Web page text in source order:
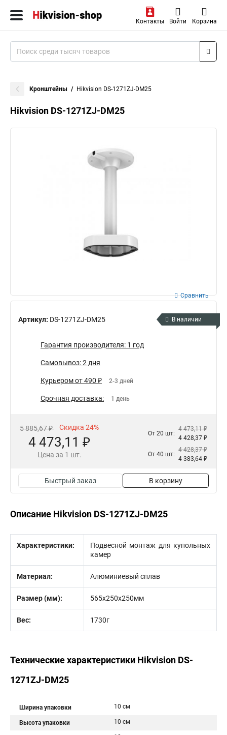
Контакты Войти Корзина
Кронштейны Hikvision DS-1271ZJ-DM25
Hikvision DS-1271ZJ-DM25
Артикул: DS-1271ZJ-DM25
Сравнить
В наличии
Гарантия производителя: 1 год
Самовывоз: 2 дня
Курьером от 490 ₽ 2-3 дней
Срочная доставка: 1 день
5 885,67 ₽ Скидка 24%
4 473,11 ₽
Цена за 1 шт.
От 20 шт:
4 473,11 ₽
4 428,37 ₽
От 40 шт:
4 428,37 ₽
4 383,64 ₽
Быстрый заказ В корзину
Описание Hikvision DS-1271ZJ-DM25
Характеристики:
Подвесной монтаж для купольных
камер
Материал: Алюминиевый сплав
Размер (мм): 565х250х250мм
Вес: 1730г
Технические характеристики Hikvision DS-
1271ZJ-DM25
Ширина упаковки 10 см
Высота упаковки 10 см